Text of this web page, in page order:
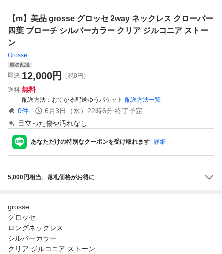
【m】美品 grosse グロッセ 2way ネックレス クローバー
四葉 ブローチ シルバーカラー クリア ジルコニア ストー
ン
Grosse
匿名配送
即決 12,000円
（税0円）
送料 無料
配送方法 おてがる配送ゆうパケット 配送方法一覧
0件 6月3日（水）22時6分 終了予定
目立った傷や汚れなし
あなただけの特別なクーポンを受け取れます 詳細
5,000円相当、落札価格がお得に
grosse
グロッセ
ロングネックレス
シルバーカラー
クリア ジルコニア ストーン